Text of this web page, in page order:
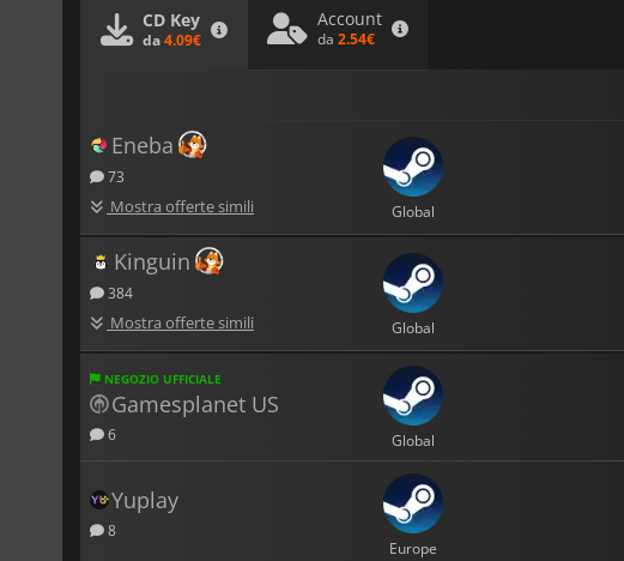
CD Key
da4.09€
Account
da 2.54€
Eneba
73
Mostra offerte simili Global
Kinguin
384
Mostra offerte simili Global
NEGOZIO UFFICIALE
Gamesplanet US
6 Global
Yuplay
8
Europe